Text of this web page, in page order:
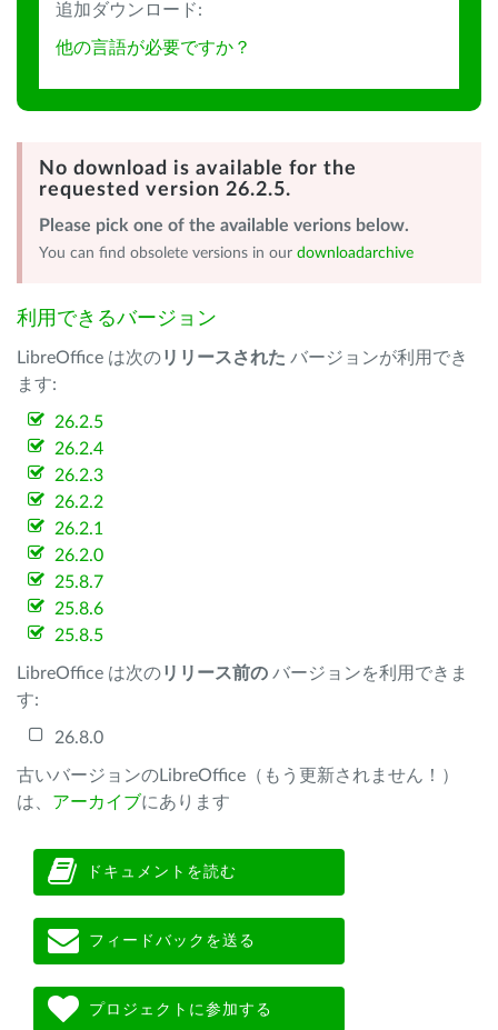
追加ダウンロード:
他の言語が必要ですか？
No download is available for the
requested version 26.2.5.
Please pick one of the available verions below.
You can find obsolete versions in our downloadarchive
利用できるバージョン
LibreOffice は次のリリースされた バージョンが利用でき
ます:
26.2.5
26.2.4
26.2.3
26.2.2
26.2.1
26.2.0
25.8.7
25.8.6
25.8.5
LibreOffice は次のリリース前の バージョンを利用できま
す:
26.8.0
古いバージョンのLibreOffice（もう更新されません！）
は、 アーカイブにあります
ドキュメントを読む
フィードバックを送る
プロジェクトに参加する